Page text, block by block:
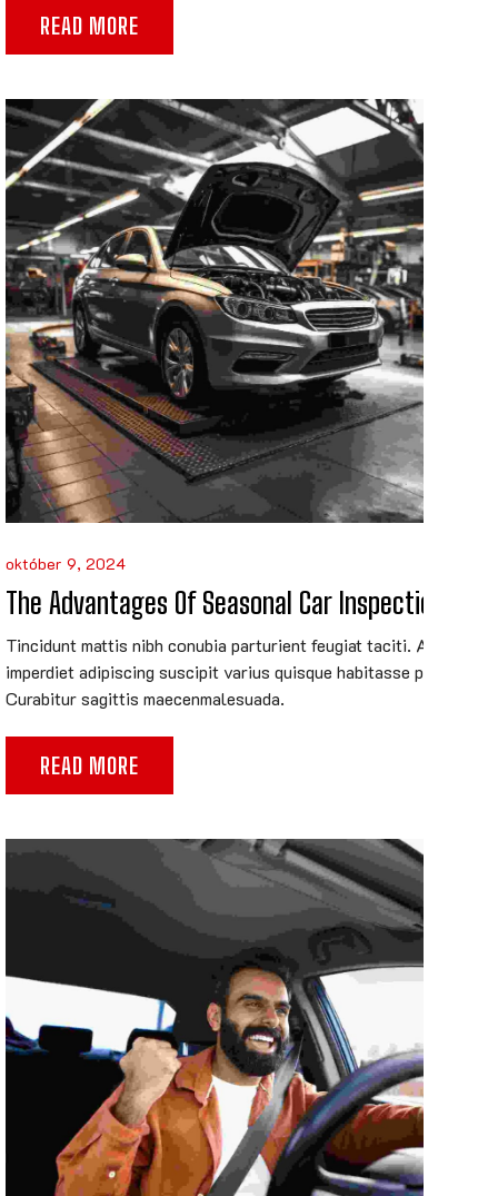
READ MORE
október 9, 2024
The Advantages Of Seasonal Car Inspections
Tincidunt mattis nibh conubia parturient feugiat taciti. Auctor
imperdiet adipiscing suscipit varius quisque habitasse porttitor.
Curabitur sagittis maecenmalesuada.
READ MORE